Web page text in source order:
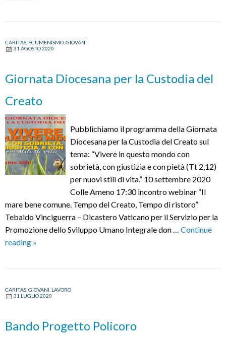
Tempo
Tempo
Ristoro
CARITAS ECUMENISMO GIOVANI
31 AGOSTO 2020
Giornata Diocesana per la Custodia del
Creato
Pubblichiamo il programma della Giornata
Diocesana per la Custodia del Creato sul
tema: “Vivere in questo mondo con
sobrietà, con giustizia e con pietà (Tt 2,12)
per nuovi stili di vita.” 10 settembre 2020
Colle Ameno 17:30 incontro webinar “Il
mare bene comune. Tempo del Creato, Tempo di ristoro”
Tebaldo Vinciguerra – Dicastero Vaticano per il Servizio per la
Promozione dello Sviluppo Umano Integrale don … Continue
reading Giornata
Custodia
»
CARITAS GIOVANI LAVORO
31 LUGLIO 2020
Bando Progetto Policoro